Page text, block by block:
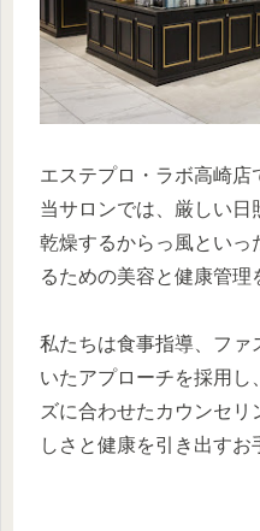
エステプロ・ラボ高崎店
当サロンでは、厳しい日
乾燥するからっ風といっ
るための美容と健康管理
私たちは食事指導、ファ
いたアプローチを採用し
ズに合わせたカウンセ
しさと健康を引き出すお